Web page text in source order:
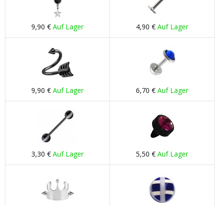
9,90 € Auf Lager 4,90 € Auf Lager
9,90 € Auf Lager 6,70 € Auf Lager
3,30 € Auf Lager 5,50 € Auf Lager